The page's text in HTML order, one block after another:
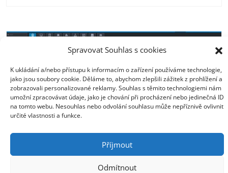
Spravovat Souhlas s cookies
K ukládání a/nebo přístupu k informacím o zařízení používáme technologie,
jako jsou soubory cookie. Děláme to, abychom zlepšili zážitek z prohlížení a
zobrazovali personalizované reklamy. Souhlas s těmito technologiemi nám
umožní zpracovávat údaje, jako je chování při procházení nebo jedinečná ID
na tomto webu. Nesouhlas nebo odvolání souhlasu může nepříznivě ovlivnit
určité vlastnosti a funkce.
Příjmout
Odmítnout
GFI Unlimited: rychlá cesta k GDPR